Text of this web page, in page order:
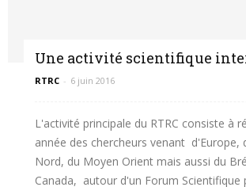
de
RECHERCHE
Une activité scientifique
RTRC - 6 juin 2016
L'activité principale du RTRC consiste à
année des chercheurs venant d'Europe,
Nord, du Moyen Orient mais aussi du
Canada, autour d'un Forum Scientifique